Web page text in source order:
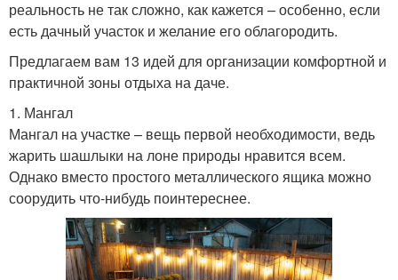
реальность не так сложно, как кажется – особенно, если
есть дачный участок и желание его облагородить.
Предлагаем вам 13 идей для организации комфортной и
практичной зоны отдыха на даче.
1. Мангал
Мангал на участке – вещь первой необходимости, ведь
жарить шашлыки на лоне природы нравится всем.
Однако вместо простого металлического ящика можно
соорудить что-нибудь поинтереснее.